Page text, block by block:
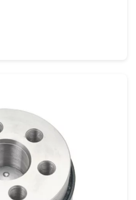
carico di diverse
di carico mini e
ed
progettate
in ambienti
Queste celle di
di